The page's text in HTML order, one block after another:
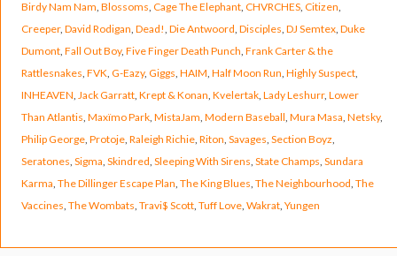
Birdy Nam Nam Blossoms Cage The Elephant, CHVRCHES, Citizen
Creeper, David Rodigan Dead! Die Antwoord Disciples DJ Semtex, Duke
Dumont, Fall Out Boy, Five Finger Death Punch Frank Carter & the
Rattlesnakes FVK G-Eazy, Giggs HAIM Half Moon Run Highly Suspect,
INHEAVEN Jack Garratt, Krept & Konan Kvelertak, Lady Leshurr, Lower
Than Atlantis Maxïmo Park, MistaJam Modern Baseball Mura Masa Netsky,
Philip George, Protoje, Raleigh Richie, Riton Savages Section Boyz
Seratones Sigma Skindred Sleeping With Sirens State Champs Sundara
Karma The Dillinger Escape Plan The King Blues The Neighbourhood The
Vaccines The Wombats Travi$ Scott, Tuff Love, Wakrat, Yungen